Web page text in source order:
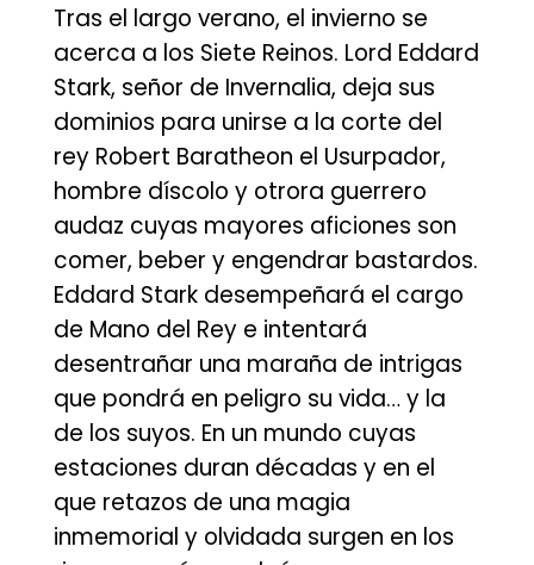
Tras el largo verano, el invierno se
acerca a los Siete Reinos. Lord Eddard
Stark, señor de Invernalia, deja sus
dominios para unirse a la corte del
rey Robert Baratheon el Usurpador,
hombre díscolo y otrora guerrero
audaz cuyas mayores aficiones son
comer, beber y engendrar bastardos.
Eddard Stark desempeñará el cargo
de Mano del Rey e intentará
desentrañar una maraña de intrigas
que pondrá en peligro su vida… y la
de los suyos. En un mundo cuyas
estaciones duran décadas y en el
que retazos de una magia
inmemorial y olvidada surgen en los